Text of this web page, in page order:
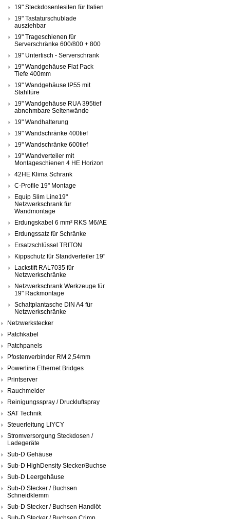
19" Steckdosenlesiten für Italien
19" Tastaturschublade
ausziehbar
19" Trageschienen für
Serverschränke 600/800 + 800
19" Untertisch - Serverschrank
19" Wandgehäuse Flat Pack
Tiefe 400mm
19" Wandgehäuse IP55 mit
Stahltüre
19" Wandgehäuse RUA 395tief
abnehmbare Seitenwände
19" Wandhalterung
19" Wandschränke 400tief
19" Wandschränke 600tief
19" Wandverteiler mit
Montageschienen 4 HE Horizon
42HE Klima Schrank
C-Profile 19" Montage
Equip Slim Line19"
Netzwerkschrank für
Wandmontage
Erdungskabel 6 mm² RKS M6/AE
Erdungssatz für Schränke
Ersatzschlüssel TRITON
Kippschutz für Standverteiler 19"
Lackstift RAL7035 für
Netzwerkschränke
Netzwerkschrank Werkzeuge für
19" Rackmontage
Schaltplantasche DIN A4 für
Netzwerkschränke
Netzwerkstecker
Patchkabel
Patchpanels
Pfostenverbinder RM 2,54mm
Powerline Ethernet Bridges
Printserver
Rauchmelder
Reinigungsspray / Druckluftspray
SAT Technik
Steuerleitung LIYCY
Stromversorgung Steckdosen /
Ladegeräte
Sub-D Gehäuse
Sub-D HighDensity Stecker/Buchse
Sub-D Leergehäuse
Sub-D Stecker / Buchsen
Schneidklemm
Sub-D Stecker / Buchsen Handlöt